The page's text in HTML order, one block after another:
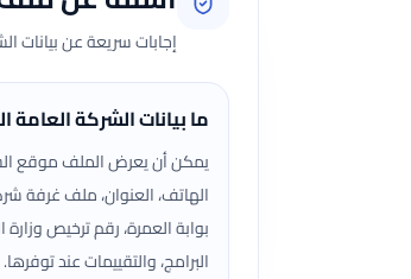
إجابات سريعة عن بيانات
ما بيانات الشركة العامة
يمكن أن يعرض الملف موقع
الهاتف، العنوان، ملف غرفة
بوابة العمرة، رقم ترخيص وزارة
البرامج، والتقييمات عند توفرها.